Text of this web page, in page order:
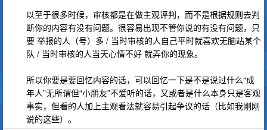
以至于很多时候，审核都是在做主观评判，而不是根据规则去判
断你的内容有没有问题。很容易出现不管你说的有没有问题，只
要 举报的人（号）多 / 当时审核的人自己平时就喜欢无脑站某个
队 / 当时审核的人当天心情不好 就弄你的现象。
所以你要是要回忆内容的话，可以回忆一下是不是说过什么“成
年人”无所谓但“小朋友”不爱听的话，又或者是什么本身只是客观
事实，但看的人加上主观看法就容易引起争议的话（比如我刚刚
说的这些）。